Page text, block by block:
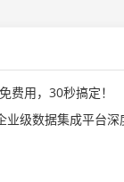
费用，30秒搞定！
业级数据集成平台深